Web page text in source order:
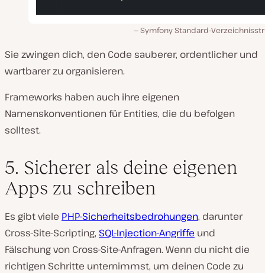
Symfony Standard-
Sie zwingen dich, den Code sauberer, ordentlicher und
wartbarer zu organisieren.
Frameworks haben auch ihre eigenen
Namenskonventionen für Entities, die du befolgen
solltest.
5. Sicherer als deine eigenen
Apps zu schreiben
Es gibt viele PHP-Sicherheitsbedrohungen, darunter
Cross-Site-Scripting, SQL-Injection-Angriffe und
Fälschung von Cross-Site-Anfragen. Wenn du nicht die
richtigen Schritte unternimmst, um deinen Code zu